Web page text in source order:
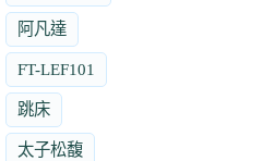
阿凡達
FT-LEF101
跳床
太子松馥